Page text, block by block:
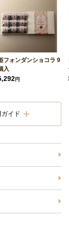
フォンダンショコラ 9
入
円
イド